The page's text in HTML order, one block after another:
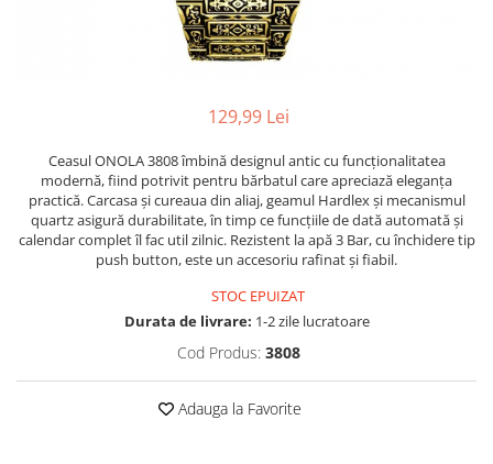
129,99 Lei
Ceasul ONOLA 3808 îmbină designul antic cu funcționalitatea
modernă, fiind potrivit pentru bărbatul care apreciază eleganța
practică. Carcasa și cureaua din aliaj, geamul Hardlex și mecanismul
quartz asigură durabilitate, în timp ce funcțiile de dată automată și
calendar complet îl fac util zilnic. Rezistent la apă 3 Bar, cu închidere tip
push button, este un accesoriu rafinat și fiabil.
STOC EPUIZAT
Durata de livrare: 1-2 zile lucratoare
Cod Produs: 3808
Adauga la Favorite